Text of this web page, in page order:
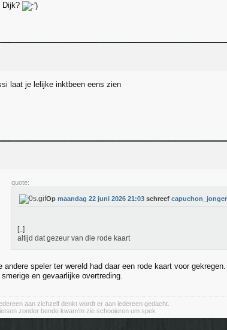
Dijk?
laat je lelijke inktbeen eens zien
quote:
Op maandag 22 juni 2026 21:03 schreef
[..]
altijd dat gezeur van die rode kaart
andere speler ter wereld had daar een rode kaart voor
smerige en gevaarlijke overtreding.
aan zichzelf denkt wordt er aan iedereen gedacht.
zonder bende kwam'm zie schooieren um spek